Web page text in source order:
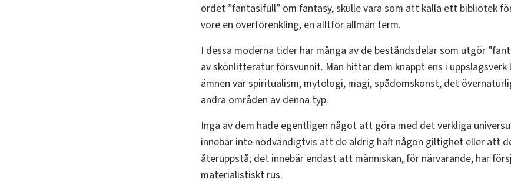
ordet ”fantasifull” om fantasy, skulle vara som att kalla ett bibliotek
vore en överförenkling, en alltför allmän term.
I dessa moderna tider har många av de beståndsdelar som utgör
av skönlitteratur försvunnit. Man hittar dem knappt ens i uppslagsverk
ämnen var spiritualism, mytologi, magi, spådomskonst, det
andra områden av denna typ.
Inga av dem hade egentligen något att göra med det verkliga
innebär inte nödvändigtvis att de aldrig haft någon giltighet eller att
återuppstå; det innebär endast att människan, för närvarande, har
materialistiskt rus.